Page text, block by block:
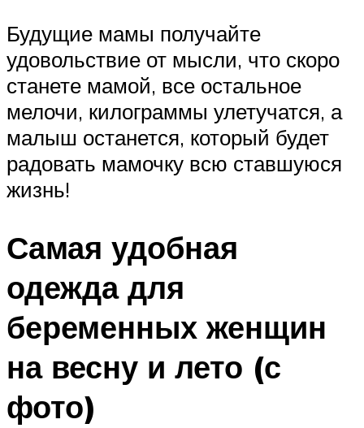
Будущие мамы получайте
удовольствие от мысли, что скоро
станете мамой, все остальное
мелочи, килограммы улетучатся, а
малыш останется, который будет
радовать мамочку всю ставшуюся
жизнь!
Самая удобная
одежда для
беременных женщин
на весну и лето (с
фото)